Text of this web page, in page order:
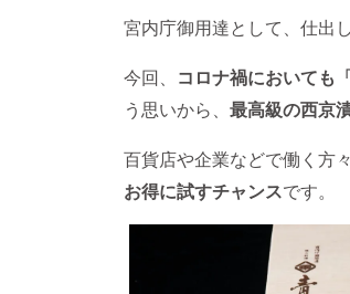
宮内庁御用達として、仕出
今回、 コロナ禍においても
う思いから、 最高級の西京
百貨店や企業などで働く方
お得に試すチャンスです。